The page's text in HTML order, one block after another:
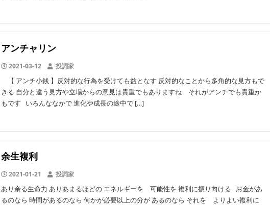
アンチャリン
2021-03-12 投詞家
【 アンチ小銭 】反対的な行為を受けても益となす 反対的なことから多角的な見方もで
きる 自分と違う見方や立場からの意見は貴重でもありますね それがアンチでも貴重か
もです いろんななかで 進化や成長の途中で […]
余生複利
2021-01-21 投詞家
あり余る生命力 ありあまるほどの エネルギーを 可能性を 複利に振り向ける お金があ
るのなら 時間があるのなら 何かが必要以上の分が あるのなら それを よりよい複利に